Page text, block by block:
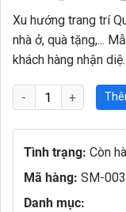
Xu hướng trang trí
nhà ở, quà tặng,...
khách hàng nhận
Tình trạng: Còn
Mã hàng: SM-
Danh mục: